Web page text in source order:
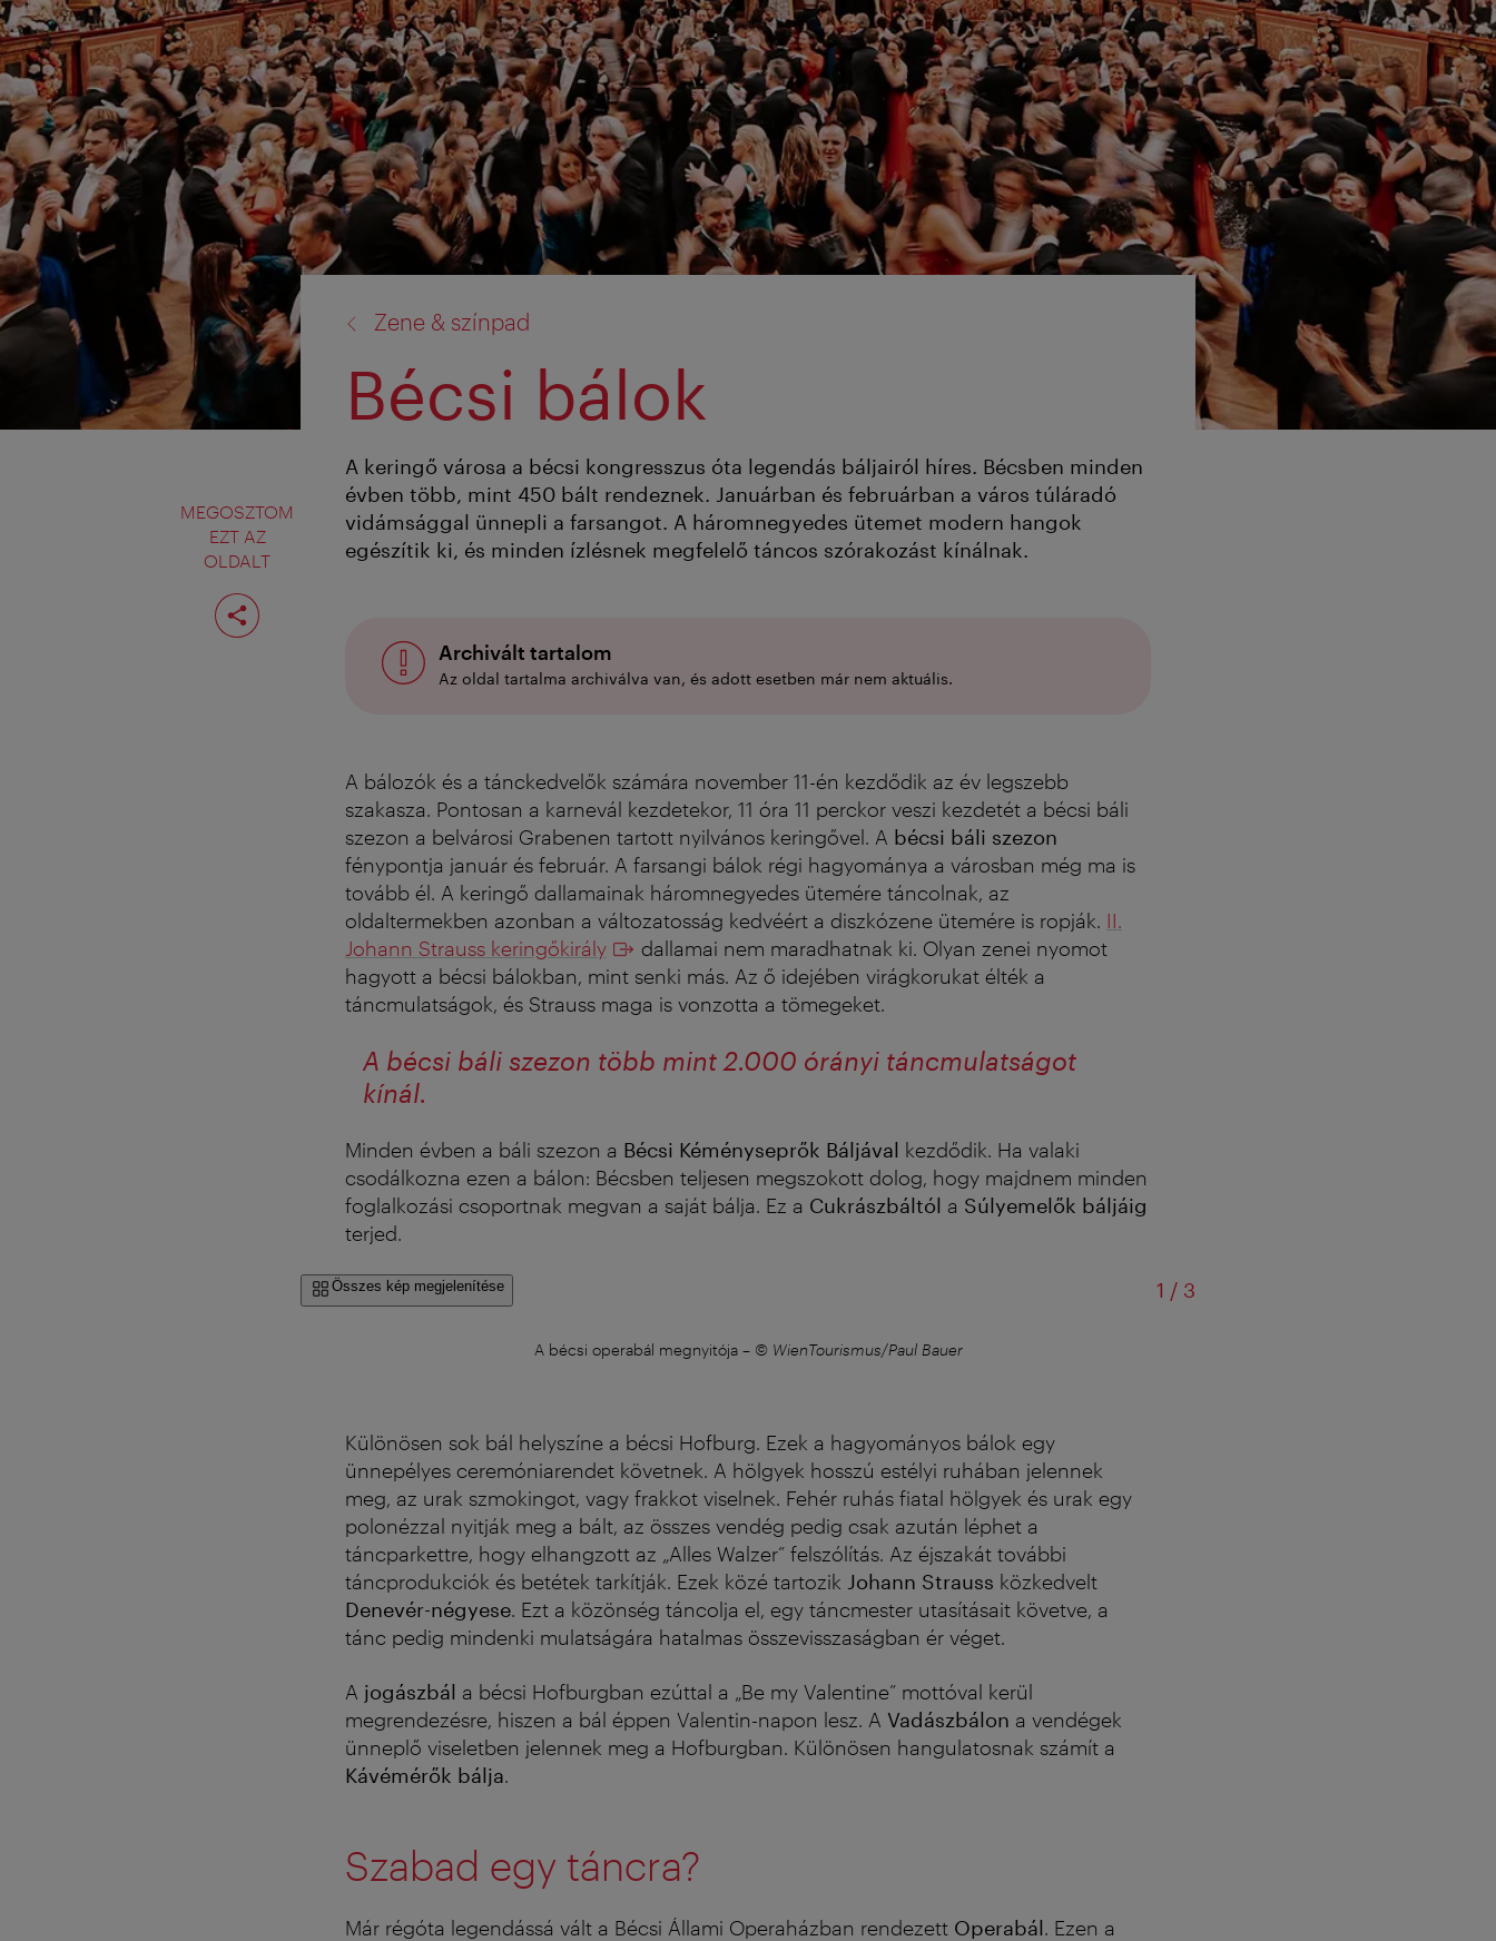
MEGOSZTOM
EZT AZ
OLDALT
Oldal
megosztása
Zene & színpad
Bécsi bálok
A keringő városa a bécsi kongresszus óta legendás báljairól híres. Bécsben minden
évben több, mint 450 bált rendeznek. Januárban és februárban a város túláradó
vidámsággal ünnepli a farsangot. A háromnegyedes ütemet modern hangok
egészítik ki, és minden ízlésnek megfelelő táncos szórakozást kínálnak.
Archivált tartalom
Az oldal tartalma archiválva van, és adott esetben már nem aktuális.
A bálozók és a tánckedvelők számára november 11-én kezdődik az év legszebb
szakasza. Pontosan a karnevál kezdetekor, 11 óra 11 perckor veszi kezdetét a bécsi báli
szezon a belvárosi Grabenen tartott nyilvános keringővel. A bécsi báli szezon
fénypontja január és február. A farsangi bálok régi hagyománya a városban még ma is
tovább él. A keringő dallamainak háromnegyedes ütemére táncolnak, az
oldaltermekben azonban a változatosság kedvéért a diszkózene ütemére is ropják. II.
Johann Strauss keringőkirály
dallamai nem maradhatnak ki. Olyan zenei nyomot
hagyott a bécsi bálokban, mint senki más. Az ő idejében virágkorukat élték a
táncmulatságok, és Strauss maga is vonzotta a tömegeket.
A bécsi báli szezon több mint 2.000 órányi táncmulatságot
kínál.
Minden évben a báli szezon a Bécsi Kéményseprők Báljával kezdődik. Ha valaki
csodálkozna ezen a bálon: Bécsben teljesen megszokott dolog, hogy majdnem minden
foglalkozási csoportnak megvan a saját bálja. Ez a Cukrászbáltól a Súlyemelők báljáig
terjed.
Összes kép megjelenítése 1 // 3
A bécsi operabál megnyitója– © WienTourismus/Paul Bauer
Különösen sok bál helyszíne a bécsi Hofburg. Ezek a hagyományos bálok egy
ünnepélyes ceremóniarendet követnek. A hölgyek hosszú estélyi ruhában jelennek
meg, az urak szmokingot, vagy frakkot viselnek. Fehér ruhás fiatal hölgyek és urak egy
polonézzal nyitják meg a bált, az összes vendég pedig csak azután léphet a
táncparkettre, hogy elhangzott az „Alles Walzer” felszólítás. Az éjszakát további
táncprodukciók és betétek tarkítják. Ezek közé tartozik Johann Strauss közkedvelt
Denevér-négyese. Ezt a közönség táncolja el, egy táncmester utasításait követve, a
tánc pedig mindenki mulatságára hatalmas összevisszaságban ér véget.
A jogászbál a bécsi Hofburgban ezúttal a „Be my Valentine” mottóval kerül
megrendezésre, hiszen a bál éppen Valentin-napon lesz. A Vadászbálon a vendégek
ünneplő viseletben jelennek meg a Hofburgban. Különösen hangulatosnak számít a
Kávémérők bálja.
Szabad egy táncra?
Már régóta legendássá vált a Bécsi Állami Operaházban rendezett Operabál. Ezen a